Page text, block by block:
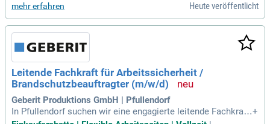
ng von Arbeitsplatz- und Gefährdungsbeurteilungen sowie di
e Durchführung von Schulungen und internen Audits. Zudem
profitieren Sie von einer überdurchschnittlichen Entlohnung
und einem attraktiven Leistungs- und Prämiensystem. Zuga
ng zu modernem Equipment, wie einem Firmenfahrzeug und
bester IT-Infrastruktur, ist gewährleistet. Das flexible Arbeits
umfeld bietet Ihnen eine angenehme Atmosphäre mit kurze
n Entscheidungswegen. Sie arbeiten an abwechslungsreiche
n, anspruchsvollen Projekten mit erfahrenen Kolleg:innen zu
sammen.
mehr erfahren Heute veröffentlicht
Leitende Fachkraft für Arbeitssicherheit /
Brandschutzbeauftragter (m/w/d)
Geberit Produktions GmbH | Pfullendorf
In Pfullendorf suchen wir eine engagierte leitende Fachkraft +